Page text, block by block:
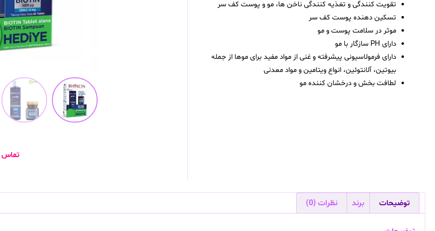
تقویت کنندگی و تغذیه کنندگی ناخن ها، مو و پوست کف سر
تسکین دهنده پوست کف سر
موثر در سلامت پوست و مو
دارای PH سازگار با مو
دارای فرمولاسیونی پیشرفته و غنی از مواد مفید برای موها از جمله
بیوتین، آلانتوئین، انواع ویتامین و مواد معدنی
لطافت بخش و درخشان کننده مو
تماس
توضیحات برند نظرات (0)